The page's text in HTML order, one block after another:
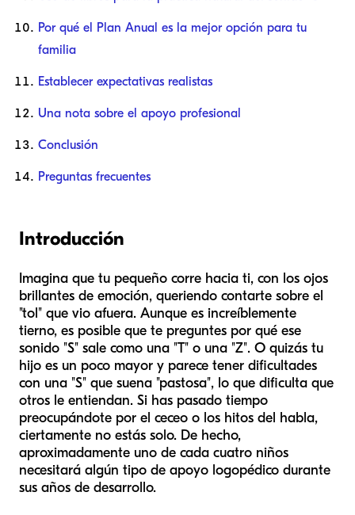
Por qué el Plan Anual es la mejor opción para tu
familia
Establecer expectativas realistas
Una nota sobre el apoyo profesional
Conclusión
Preguntas frecuentes
Introducción
Imagina que tu pequeño corre hacia ti, con los ojos
brillantes de emoción, queriendo contarte sobre el
"tol" que vio afuera. Aunque es increíblemente
tierno, es posible que te preguntes por qué ese
sonido "S" sale como una "T" o una "Z". O quizás tu
hijo es un poco mayor y parece tener dificultades
con una "S" que suena "pastosa", lo que dificulta que
otros le entiendan. Si has pasado tiempo
preocupándote por el ceceo o los hitos del habla,
ciertamente no estás solo. De hecho,
aproximadamente uno de cada cuatro niños
necesitará algún tipo de apoyo logopédico durante
sus años de desarrollo.